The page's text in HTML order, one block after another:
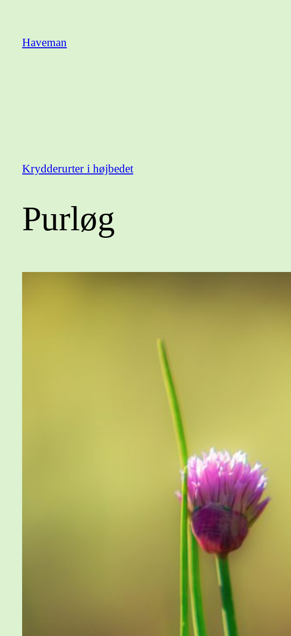
indhold
Haveman
Krydderurter i højbedet
Purløg